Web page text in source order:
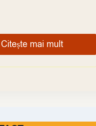
Citește mai mult